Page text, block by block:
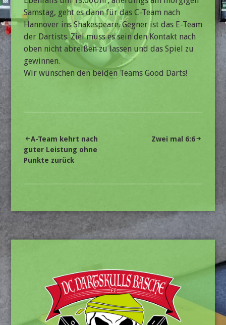
Samstag, geht es dann für das C-Team nach
Hannover ins Shakespeare. Gegner ist das E-Team
der Dartists. Ziel muss es sein den Kontakt nach
oben nicht abreißen zu lassen und das Spiel zu
gewinnen.
Wir wünschen den beiden Teams Good Darts!
Beitragsnavigation
A-Team kehrt nach
guter Leistung ohne
Punkte zurück
Zwei mal 6:6